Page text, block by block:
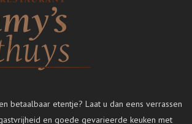
betaalbaar etentje? Laat u dan eens verrassen
en goede gevarieerde keuken met